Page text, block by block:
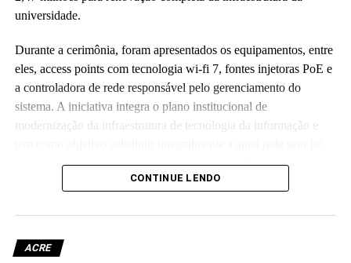
universidade.
Durante a cerimônia, foram apresentados os equipamentos, entre
eles, access points com tecnologia wi-fi 7, fontes injetoras PoE e
a controladora de rede responsável pelo gerenciamento do
sistema. A iniciativa integra o plano institucional de
modernização da infraestrutura de tecnologia da informação e
que já não atende às crescentes demandas acadêmicas e
administrativas da universidade.CONTINUE LENDO
ACRE